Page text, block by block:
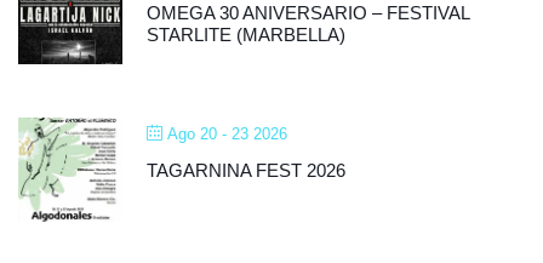
OMEGA 30 ANIVERSARIO – FESTIVAL
STARLITE (MARBELLA)
Ago 20 - 23 2026
TAGARNINA FEST 2026